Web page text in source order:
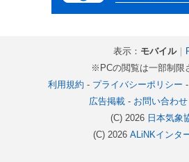
表示： モバイル｜
※PCの閲覧は一部制限
利用規約 - プライバシーポリシー -
広告掲載- お問い合わせ
(C) 2026 日本気象
(C) 2026 ALiNKインタ